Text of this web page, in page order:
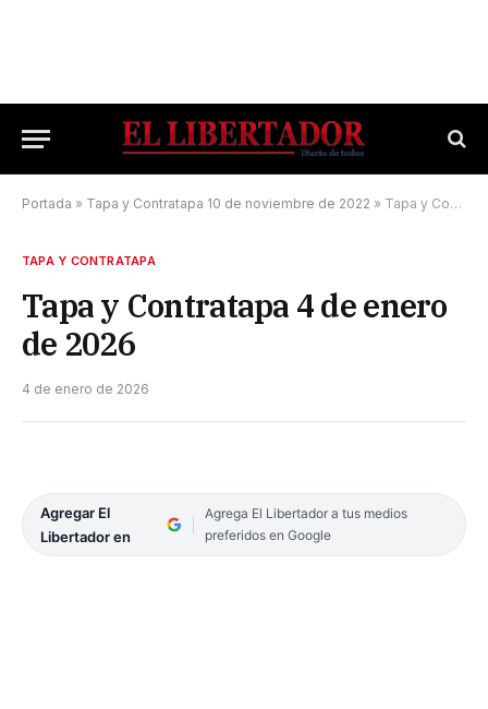
Portada » Tapa y Contratapa 10 de noviembre de 2022 » Tapa y Contratapa 4 de enero de 2026
TAPA Y CONTRATAPA
Tapa y Contratapa 4 de enero
de 2026
4 de enero de 2026
Agregar El
Libertador en
Agrega El Libertador a tus medios
preferidos en Google